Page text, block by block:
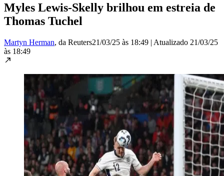
Myles Lewis-Skelly brilhou em estreia de
Thomas Tuchel
Martyn Herman, da Reuters21/03/25 às 18:49 | Atualizado 21/03/25
às 18:49